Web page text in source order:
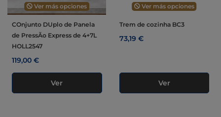
Ver más opciones
COnjunto DUplo de Panela
de PressÃo Express de 4+7L
HOLL2547
119,00 €
Ver
Ver más opciones
Trem de cozinha BC3
73,19 €
Ver